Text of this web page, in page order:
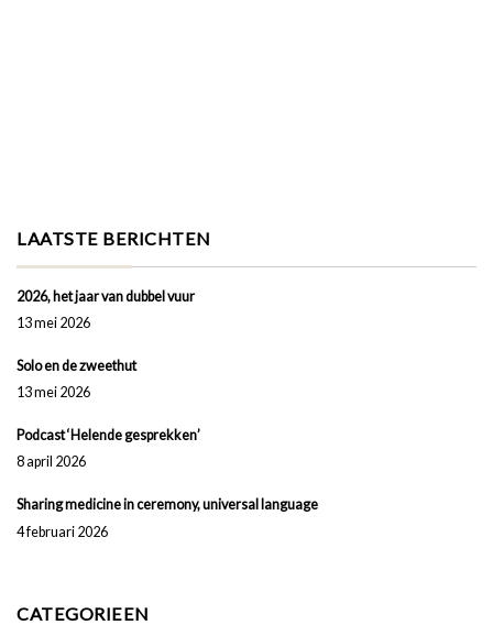
LAATSTE BERICHTEN
2026, het jaar van dubbel vuur
13 mei 2026
Solo en de zweethut
13 mei 2026
Podcast ‘Helende gesprekken’
8 april 2026
Sharing medicine in ceremony, universal language
4 februari 2026
CATEGORIEEN